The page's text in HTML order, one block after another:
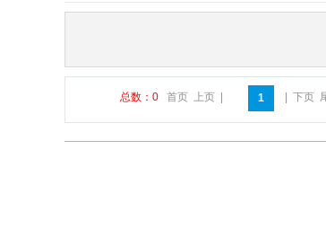
总数：0 首页 上页 1 下页